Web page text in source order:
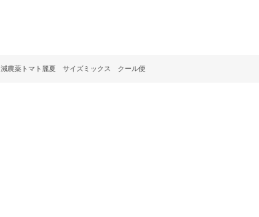
減農薬トマト麗夏 サイズミックス クール便